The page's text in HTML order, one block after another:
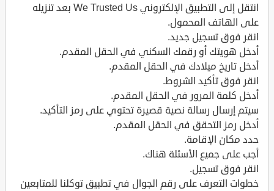
انتقل إلى التطبيق الإلكتروني We Trusted Us بعد تنزيله
على الهاتف المحمول.
انقر فوق تسجيل جديد.
أدخل هويتك أو رقمك السكني في الحقل المقدم.
أدخل تاريخ ميلادك في الحقل المقدم.
انقر فوق تأكيد الشروط.
أدخل كلمة المرور في الحقل المقدم.
سيتم إرسال رسالة نصية قصيرة تحتوي على رمز التأكيد.
أدخل رمز التحقق في الحقل المقدم.
حدد مكان الإقامة.
أجب على جميع الأسئلة هناك.
انقر فوق تسجيل.
خطوات التعرف على رقم الجوال في تطبيق توكلنا للمتابعين